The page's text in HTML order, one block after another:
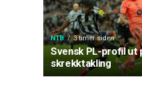
NTB 3 timer siden
Svensk PL-profil ut
skrekktakling